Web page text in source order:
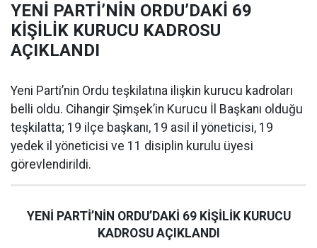
YENİ PARTİ’NİN ORDU’DAKİ 69
KİŞİLİK KURUCU KADROSU
AÇIKLANDI
Yeni Parti’nin Ordu teşkilatına ilişkin kurucu kadroları
belli oldu. Cihangir Şimşek’in Kurucu İl Başkanı olduğu
teşkilatta; 19 ilçe başkanı, 19 asil il yöneticisi, 19
yedek il yöneticisi ve 11 disiplin kurulu üyesi
görevlendirildi.
YENİ PARTİ’NİN ORDU’DAKİ 69 KİŞİLİK KURUCU
KADROSU AÇIKLANDI